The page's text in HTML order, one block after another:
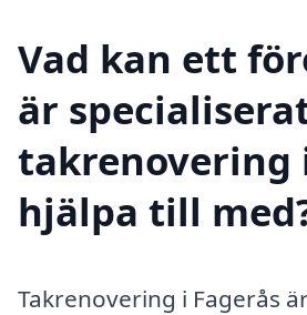
Vad kan ett
är
takrenovering
hjälpa till
Takrenovering i Fagerås